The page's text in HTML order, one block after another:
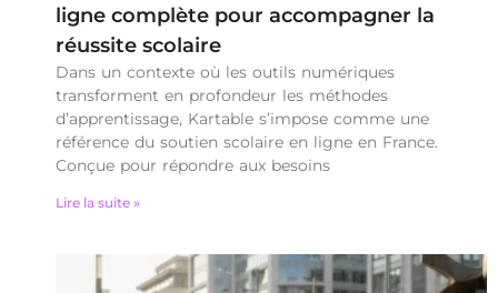
ligne complète pour accompagner la
réussite scolaire
Dans un contexte où les outils numériques
transforment en profondeur les méthodes
d’apprentissage, Kartable s’impose comme une
référence du soutien scolaire en ligne en France.
Conçue pour répondre aux besoins
Lire la suite »